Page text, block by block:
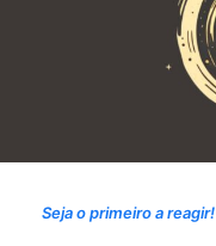
Seja o primeiro a reagir!